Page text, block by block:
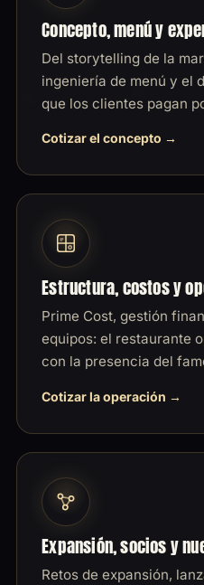
Concepto, menú y
Del storytelling de la
ingeniería de menú y el
que los clientes pagan
Cotizar el concepto
Estructura, costos y
Prime Cost, gestión
equipos: el restaurante
con la presencia del
Cotizar la operación
Expansión, socios y
Retos de expansión,